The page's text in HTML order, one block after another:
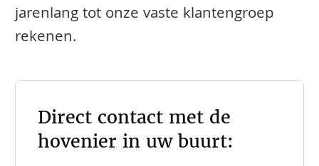
jarenlang tot onze vaste klantengroep
rekenen.
Direct contact met de
hovenier in uw buurt: